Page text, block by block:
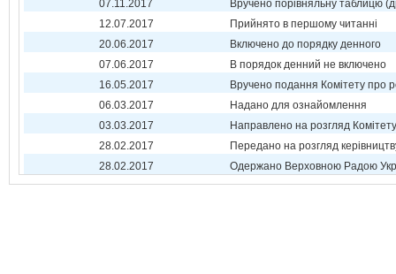
07.11.2017
Вручено порівняльну таблицю
12.07.2017
Прийнято в першому читанні
20.06.2017
Включено до порядку денного
07.06.2017
В порядок денний не включено
16.05.2017
Вручено подання Комітету про
06.03.2017
Надано для ознайомлення
03.03.2017
Направлено на розгляд Комітету
28.02.2017
Передано на розгляд
28.02.2017
Одержано Верховною Радою